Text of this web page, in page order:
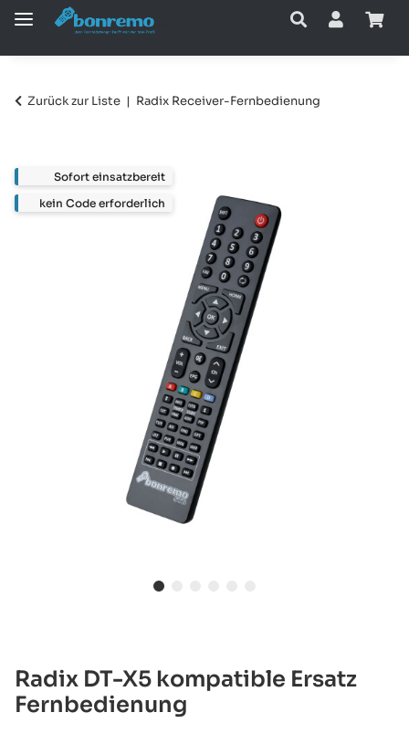
Zurück zur Liste Radix Receiver-Fernbedienung
Radix DT-X5 kompatible Ersatz
Fernbedienung